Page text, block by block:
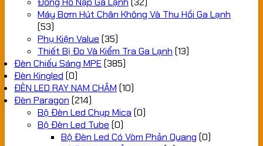
Máy Bơm Hút Chân Không Và Thu Hồi Ga Lạnh
(53)
Phụ Kiện Value (35)
Thiết Bị Đo Và Kiểm Tra Ga Lạnh (13)
Đèn Chiếu Sáng MPE (385)
Đèn Kingled (0)
ĐÈN LED RAY NAM CHÂM (10)
Đèn Paragon (214)
Bộ Đèn Led Chụp Mica (0)
Bộ Đèn Led Tube (0)
Bộ Đèn Led Có Vòm Phản Quang (0)